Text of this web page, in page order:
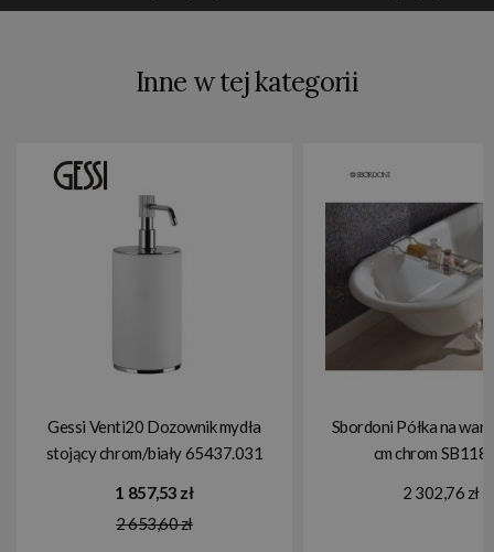
Inne w tej kategorii
Gessi Venti20 Dozownik mydła
stojący chrom/biały 65437.031
1 857,53 zł
2 653,60 zł
Sbordoni Półka na
cm chrom
2 302,76 zł